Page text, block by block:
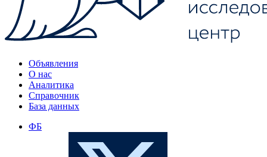
Объявления
О нас
Аналитика
Справочник
База данных
ФБ